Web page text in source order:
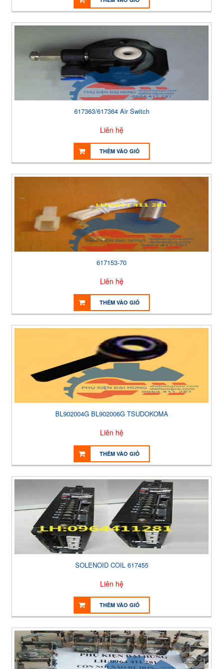
617363/617364 Air Switch
Liên hệ
THÊM VÀO GIỎ
617153-70
Liên hệ
THÊM VÀO GIỎ
BL902004G BL902006G TSUDOKOMA
Liên hệ
THÊM VÀO GIỎ
SOLENOID COIL 617455
Liên hệ
THÊM VÀO GIỎ